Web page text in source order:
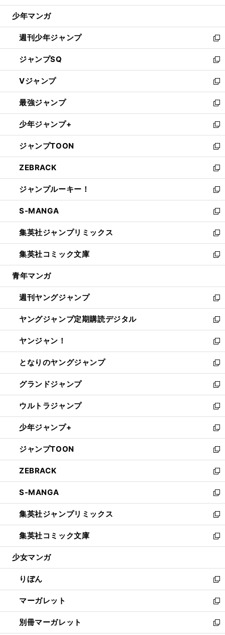
ウ
開
く
少年マンガ
週刊少年ジャンプ
新
し
い
ウ
ィ
ン
ド
ウ
で
開
く
ジャンプSQ
新
し
い
ウ
ィ
ン
ド
ウ
で
開
く
Vジャンプ
新
し
い
ウ
ィ
ン
ド
ウ
で
開
く
最強ジャンプ
新
し
い
ウ
ィ
ン
ド
ウ
で
開
く
少年ジャンプ+
新
し
い
ウ
ィ
ン
ド
ウ
で
開
く
ジャンプTOON
新
し
い
ウ
ィ
ン
ド
ウ
で
開
く
ZEBRACK
新
し
い
ウ
ィ
ン
ド
ウ
で
開
ジャンプルーキー！
新
し
い
ウ
ィ
ン
ド
ウ
開
く
S-MANGA
新
し
い
ウ
ィ
ン
ウ
で
開
く
集英社ジャンプリミックス
新
し
い
ウ
ン
ド
ウ
で
開
く
集英社コミック文庫
新
し
ウ
ィ
ン
ド
ウ
で
開
く
青年マンガ
週刊ヤングジャンプ
新
し
い
ウ
ィ
ン
ド
ウ
で
開
く
ヤングジャンプ定期購読デジタル
新
し
い
ウ
ィ
ン
ド
ウ
で
開
く
ヤンジャン！
新
し
い
ウ
ィ
ン
ド
ウ
で
開
く
となりのヤングジャンプ
新
し
い
ウ
ィ
ン
ド
ウ
で
開
く
グランドジャンプ
新
し
い
ウ
ィ
ン
ド
ウ
で
開
く
ウルトラジャンプ
新
し
い
ウ
ィ
ン
ド
ウ
で
開
く
少年ジャンプ+
新
し
い
ウ
ィ
ン
ド
ウ
で
開
く
ジャンプTOON
新
し
い
ウ
ィ
ン
ド
ウ
で
開
ZEBRACK
新
し
い
ウ
ィ
ン
ド
ウ
開
く
S-MANGA
新
し
い
ウ
ィ
ン
ウ
で
開
く
集英社ジャンプリミックス
新
し
い
ウ
ン
ド
ウ
で
開
く
集英社コミック文庫
新
し
ウ
ィ
ン
ド
ウ
で
開
少女マンガ
りぼん
新
し
い
ウ
ィ
マーガレット
新
し
い
別冊マーガレット
新